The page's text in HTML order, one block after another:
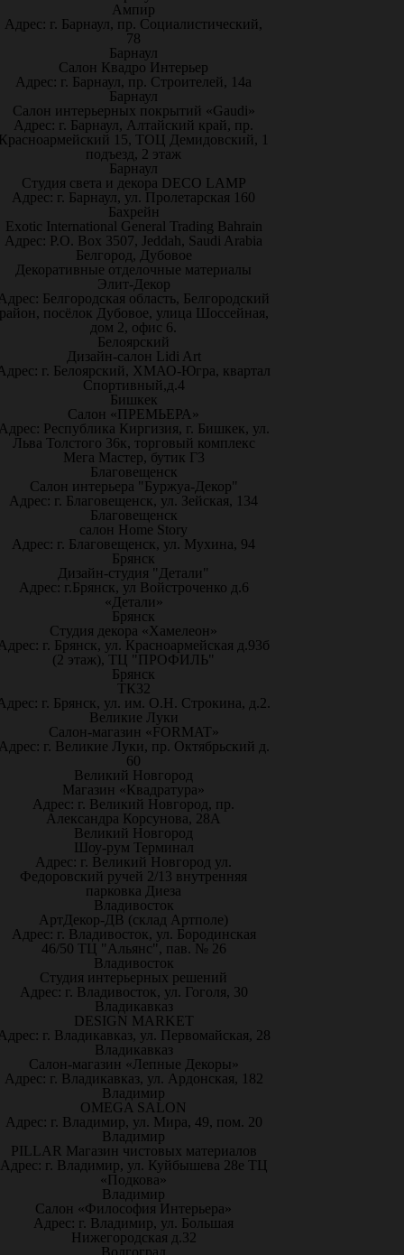
Ампир
Адрес: г. Барнаул, пр. Социалистический,
78
Барнаул
Салон Квадро Интерьер
Адрес: г. Барнаул, пр. Строителей, 14а
Барнаул
Салон интерьерных покрытий «Gaudi»
Адрес: г. Барнаул, Алтайский край, пр.
15, ТОЦ Демидовский, 1
подъезд, 2 этаж
Барнаул
Студия света и декора DECO LAMP
Адрес: г. Барнаул, ул. Пролетарская 160
Бахрейн
Exotic International General Trading Bahrain
Адрес: P.O. Box 3507, Jeddah, Saudi Arabia
Белгород, Дубовое
Декоративные отделочные материалы
Элит-Декор
Белгородская область, Белгородский
посёлок Дубовое, улица Шоссейная,
дом 2, офис 6.
Белоярский
Дизайн-салон Lidi Art
г. Белоярский, ХМАО-Югра, квартал
Спортивный,д.4
Бишкек
Салон «ПРЕМЬЕРА»
Республика Киргизия, г. Бишкек, ул.
Льва Толстого 36к, торговый комплекс
Мега Мастер, бутик Г3
Благовещенск
Салон интерьера "Буржуа-Декор"
Адрес: г. Благовещенск, ул. Зейская, 134
Благовещенск
салон Home Story
Адрес: г. Благовещенск, ул. Мухина, 94
Брянск
Дизайн-студия "Детали"
Адрес: г.Брянск, ул Войстроченко д.6
«Детали»
Брянск
Студия декора «Хамелеон»
г. Брянск, ул. Красноармейская д.93б
(2 этаж), ТЦ "ПРОФИЛЬ"
Брянск
ТК32
г. Брянск, ул. им. О.Н. Строкина, д.2.
Великие Луки
Салон-магазин «FORMAT»
г. Великие Луки, пр. Октябрьский д.
60
Великий Новгород
Магазин «Квадратура»
Адрес: г. Великий Новгород, пр.
Александра Корсунова, 28А
Великий Новгород
Шоу-рум Терминал
Адрес: г. Великий Новгород ул.
Федоровский ручей 2/13 внутренняя
парковка Диеза
Владивосток
АртДекор-ДВ (склад Артполе)
Адрес: г. Владивосток, ул. Бородинская
46/50 ТЦ "Альянс", пав. № 26
Владивосток
Студия интерьерных решений
Адрес: г. Владивосток, ул. Гоголя, 30
Владикавказ
DESIGN MARKET
г. Владикавказ, ул. Первомайская, 28
Владикавказ
Салон-магазин «Лепные Декоры»
Адрес: г. Владикавказ, ул. Ардонская, 182
Владимир
OMEGA SALON
Адрес: г. Владимир, ул. Мира, 49, пом. 20
Владимир
PILLAR Магазин чистовых материалов
Адрес: г. Владимир, ул. Куйбышева 28е ТЦ
«Подкова»
Владимир
Салон «Философия Интерьера»
Адрес: г. Владимир, ул. Большая
Нижегородская д.32
Волгоград